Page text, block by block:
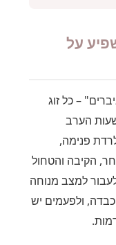
על
– כל זוג
הערב
פנימה,
הקיבה והטחול
למצב מנוחה
ולפעמים יש